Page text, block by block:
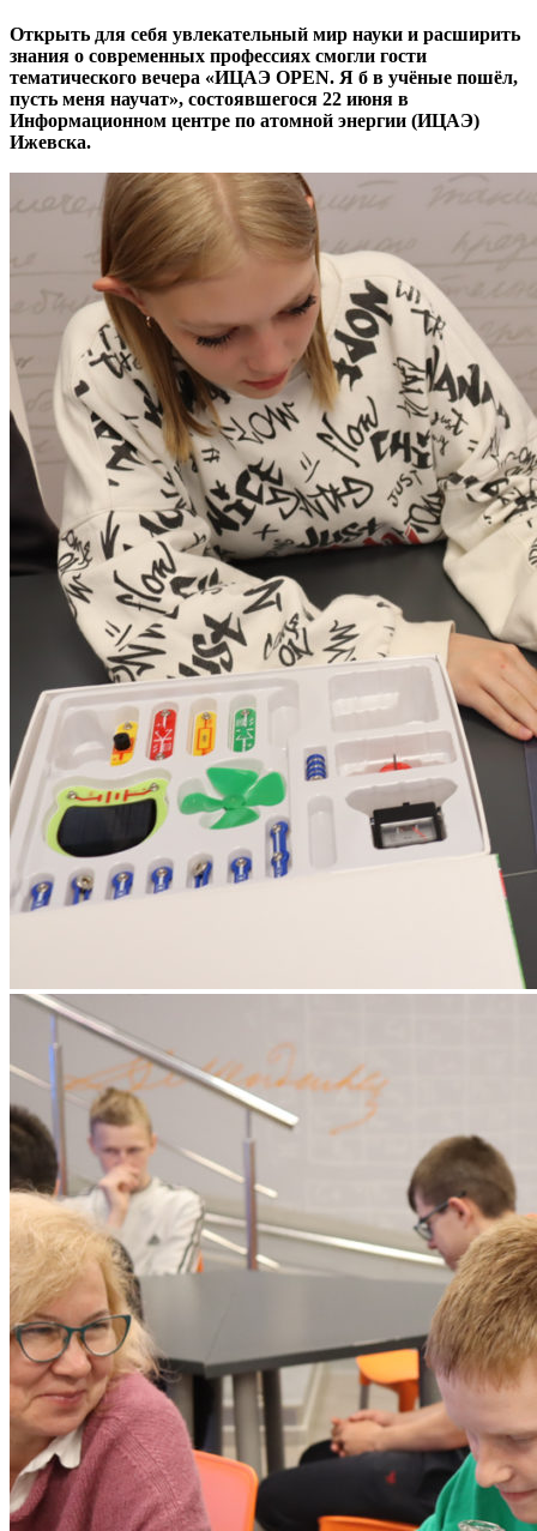
Открыть для себя увлекательный мир науки и расширить
знания о современных профессиях смогли гости
тематического вечера «ИЦАЭ OPEN. Я б в учёные пошёл,
пусть меня научат», состоявшегося 22 июня в
Информационном центре по атомной энергии (ИЦАЭ)
Ижевска.